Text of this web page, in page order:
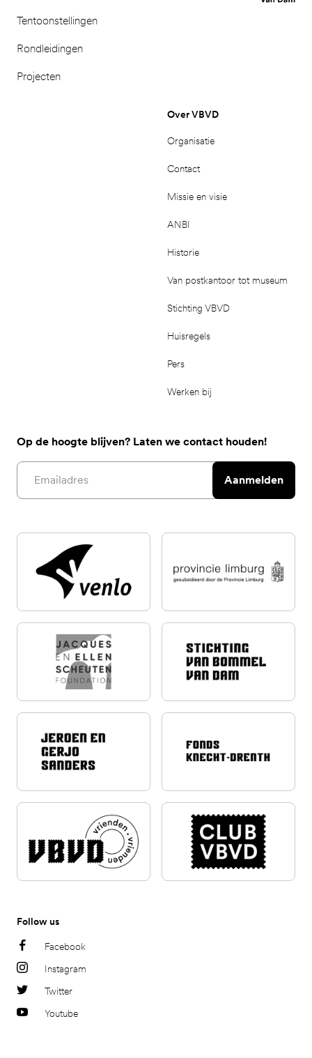
Tentoonstellingen
Rondleidingen
Projecten
Over VBVD
Organisatie
Contact
Missie en visie
ANBI
Historie
Van postkantoor tot museum
Stichting VBVD
Huisregels
Pers
Werken bij
Op de hoogte blijven? Laten we contact houden!
Email address
Aanmelden
Follow us
Facebook
Instagram
Twitter
Youtube